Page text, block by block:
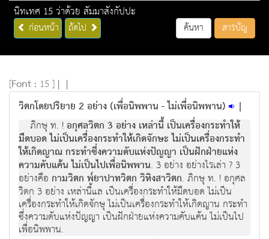
นิทเทศ 15 ว่าด้วย สัมมาสังกัปปะ
ก่อนหน้า ถัดไป ค้นหา สารบัญ
[Font : 15 ] | |
วิตกโดยปริยาย 2 อย่าง (เพื่อนิพพาน - ไม่เพื่อนิพพาน) |
ภิกษุ ท. !อกุศลวิตก 3 อย่าง เหล่านี้ เป็นเครื่องกระทําให้
มืดบอด ไม่เป็นเครื่องกระทําให้เกิดจักษะ ไม่เป็นเครื่องกระทํา
ให้เกิดญาณ กระทำซึ่งความดับแห่งปัญญา เป็นฝักฝ่ายแห่ง
ความคับแค้น ไม่เป็นไปเพื่อนิพพาน. 3 อย่าง อย่างไรเล่า ? 3
อย่างคือ กามวิตก พ๎ยาปาทวิตก วิหิงสาวิตก. ภิกษุ ท. ! อกุศล
วิตก 3 อย่าง เหล่านี้แล เป็นเครื่องกระทําให้มืดบอด ไม่เป็น
เครื่องกระทําให้เกิดจักษุ ไม่เป็นเครื่องกระทําให้เกิดญาน กระทํา
ซึ่งความดับแห่งปัญญา เป็นฝักฝ่ายแห่งความคับแค้น ไม่เป็นไป
เพื่อนิพพาน.